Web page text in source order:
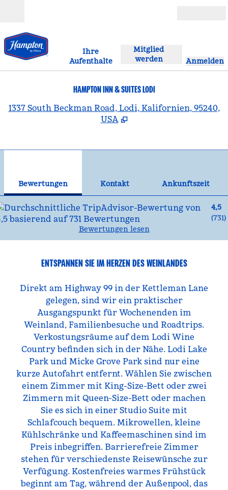
Ihre
Aufenthalte
Mitglied
werden
Anmelden
HAMPTON INN & SUITES LODI
1337 South Beckman Road, Lodi, Kalifornien, 95240,
USA
,
Bewertungen Kontakt
Ankunftszeit
4,5
(731)
Bewertungen lesen
ENTSPANNEN SIE IM HERZEN DES WEINLANDES
Direkt am Highway 99 in der Kettleman Lane
gelegen, sind wir ein praktischer
Ausgangspunkt für Wochenenden im
Weinland, Familienbesuche und Roadtrips.
Verkostungsräume auf dem Lodi Wine
Country befinden sich in der Nähe. Lodi Lake
Park und Micke Grove Park sind nur eine
kurze Autofahrt entfernt. Wählen Sie zwischen
einem Zimmer mit King-Size-Bett oder zwei
Zimmern mit Queen-Size-Bett oder machen
Sie es sich in einer Studio Suite mit
Schlafcouch bequem. Mikrowellen, kleine
Kühlschränke und Kaffeemaschinen sind im
Preis inbegriffen. Barrierefreie Zimmer
stehen für verschiedenste Reisewünsche zur
Verfügung. Kostenfreies warmes Frühstück
beginnt am Tag, während der Außenpool, das